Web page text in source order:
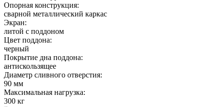
Опорная конструкция:
сварной металлический каркас
Экран:
литой с поддоном
Цвет поддона:
черный
Покрытие дна поддона:
антискользящее
Диаметр сливного отверстия:
90 мм
Максимальная нагрузка:
300 кг